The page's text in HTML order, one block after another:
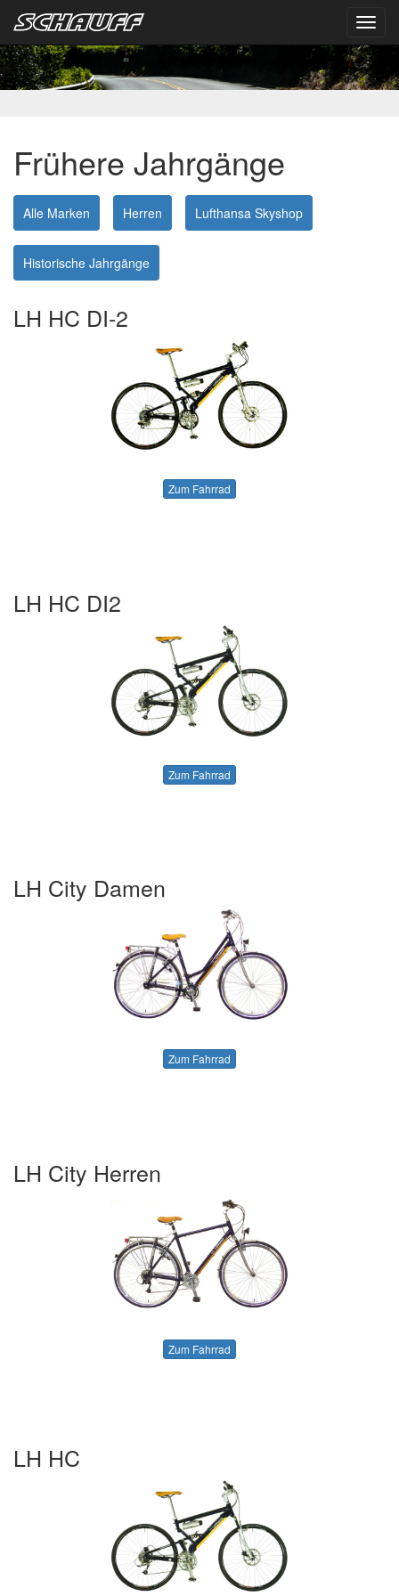
Frühere Jahrgänge
Alle Marken Herren Lufthansa Skyshop
Historische Jahrgänge
LH HC DI-2
Zum Fahrrad
LH HC DI2
Zum Fahrrad
LH City Damen
Zum Fahrrad
LH City Herren
Zum Fahrrad
LH HC